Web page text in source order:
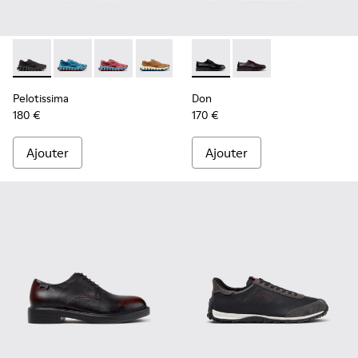
Pelotissima - K101109-006 - Baskets noires en matières
Pelotissima - K101109-011 - Baskets bleues en
Pelotissima - K101109-010
Pelotissima - K101109-007 - Baskets
Pelotissima
180 €
Ajouter
Don - K101140-001 -
Don - K101140-003
Don
170 €
Ajouter